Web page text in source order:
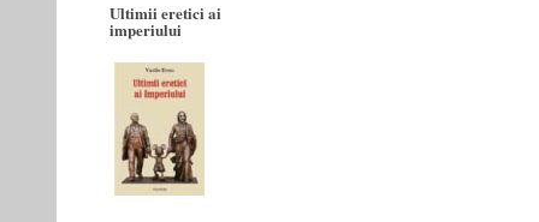
Ultimii eretici ai
imperiului